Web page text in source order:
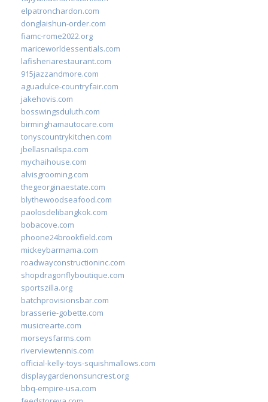
elpatronchardon.com
donglaishun-order.com
fiamc-rome2022.org
mariceworldessentials.com
lafisheriarestaurant.com
915jazzandmore.com
aguadulce-countryfair.com
jakehovis.com
bosswingsduluth.com
birminghamautocare.com
tonyscountrykitchen.com
jbellasnailspa.com
mychaihouse.com
alvisgrooming.com
thegeorginaestate.com
blythewoodseafood.com
paolosdelibangkok.com
bobacove.com
phoone24brookfield.com
mickeybarmama.com
roadwayconstructioninc.com
shopdragonflyboutique.com
sportszilla.org
batchprovisionsbar.com
brasserie-gobette.com
musicrearte.com
morseysfarms.com
riverviewtennis.com
official-kelly-toys-squishmallows.com
displaygardenonsuncrest.org
bbq-empire-usa.com